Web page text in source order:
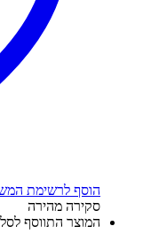
הוסף לרשימת
סקירה מהירה
המוצר התווסף